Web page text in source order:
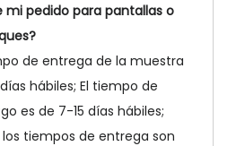
mi pedido para pantallas o
de entrega de la muestra
hábiles; El tiempo de
es de 7-15 días hábiles;
los tiempos de entrega son